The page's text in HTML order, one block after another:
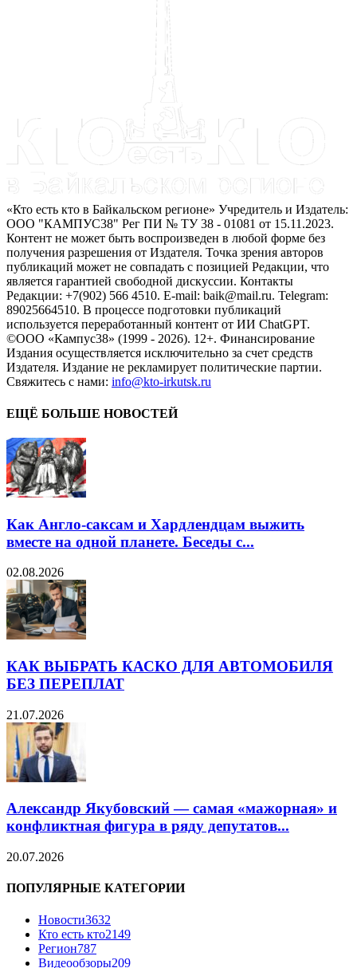
«Кто есть кто в Байкальском регионе» Учредитель и Издатель:
ООО "КАМПУС38" Рег ПИ № ТУ 38 - 01081 от 15.11.2023.
Контент не может быть воспроизведен в любой форме без
получения разрешения от Издателя. Точка зрения авторов
публикаций может не совпадать с позицией Редакции, что
является гарантией свободной дискуссии. Контакты
Редакции: +7(902) 566 4510. E-mail: baik@mail.ru. Telegram:
89025664510. В процессе подготовки публикаций
используется переработанный контент от ИИ ChatGPT.
©ООО «Кампус38» (1999 - 2026). 12+. Финансирование
Издания осуществляется исключительно за счет средств
Издателя. Издание не рекламирует политические партии.
Свяжитесь с нами: info@kto-irkutsk.ru
ЕЩЁ БОЛЬШЕ НОВОСТЕЙ
Как Англо-саксам и Хардлендцам выжить
вместе на одной планете. Беседы с...
02.08.2026
КАК ВЫБРАТЬ КАСКО ДЛЯ АВТОМОБИЛЯ
БЕЗ ПЕРЕПЛАТ
21.07.2026
Александр Якубовский — самая «мажорная» и
конфликтная фигура в ряду депутатов...
20.07.2026
ПОПУЛЯРНЫЕ КАТЕГОРИИ
Новости3632
Кто есть кто2149
Регион787
Видеообзоры209